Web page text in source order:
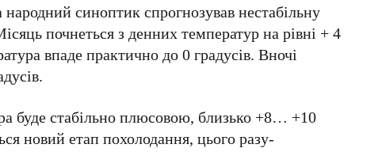
синоптик спрогнозував нестабільну
почнеться з денних температур на рівні + 4
впаде практично до 0 градусів. Вночі
буде стабільно плюсовою, близько +8… +10
новий етап похолодання, цього разу-